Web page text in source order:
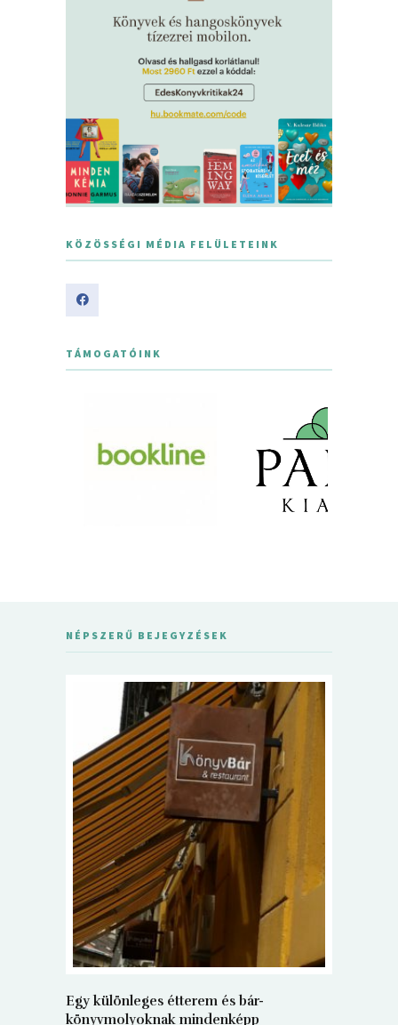
KÖZÖSSÉGI MÉDIA FELÜLETEINK
TÁMOGATÓINK
NÉPSZERŰ BEJEGYZÉSEK
Egy különleges étterem és bár-
könyvmolyoknak mindenképp